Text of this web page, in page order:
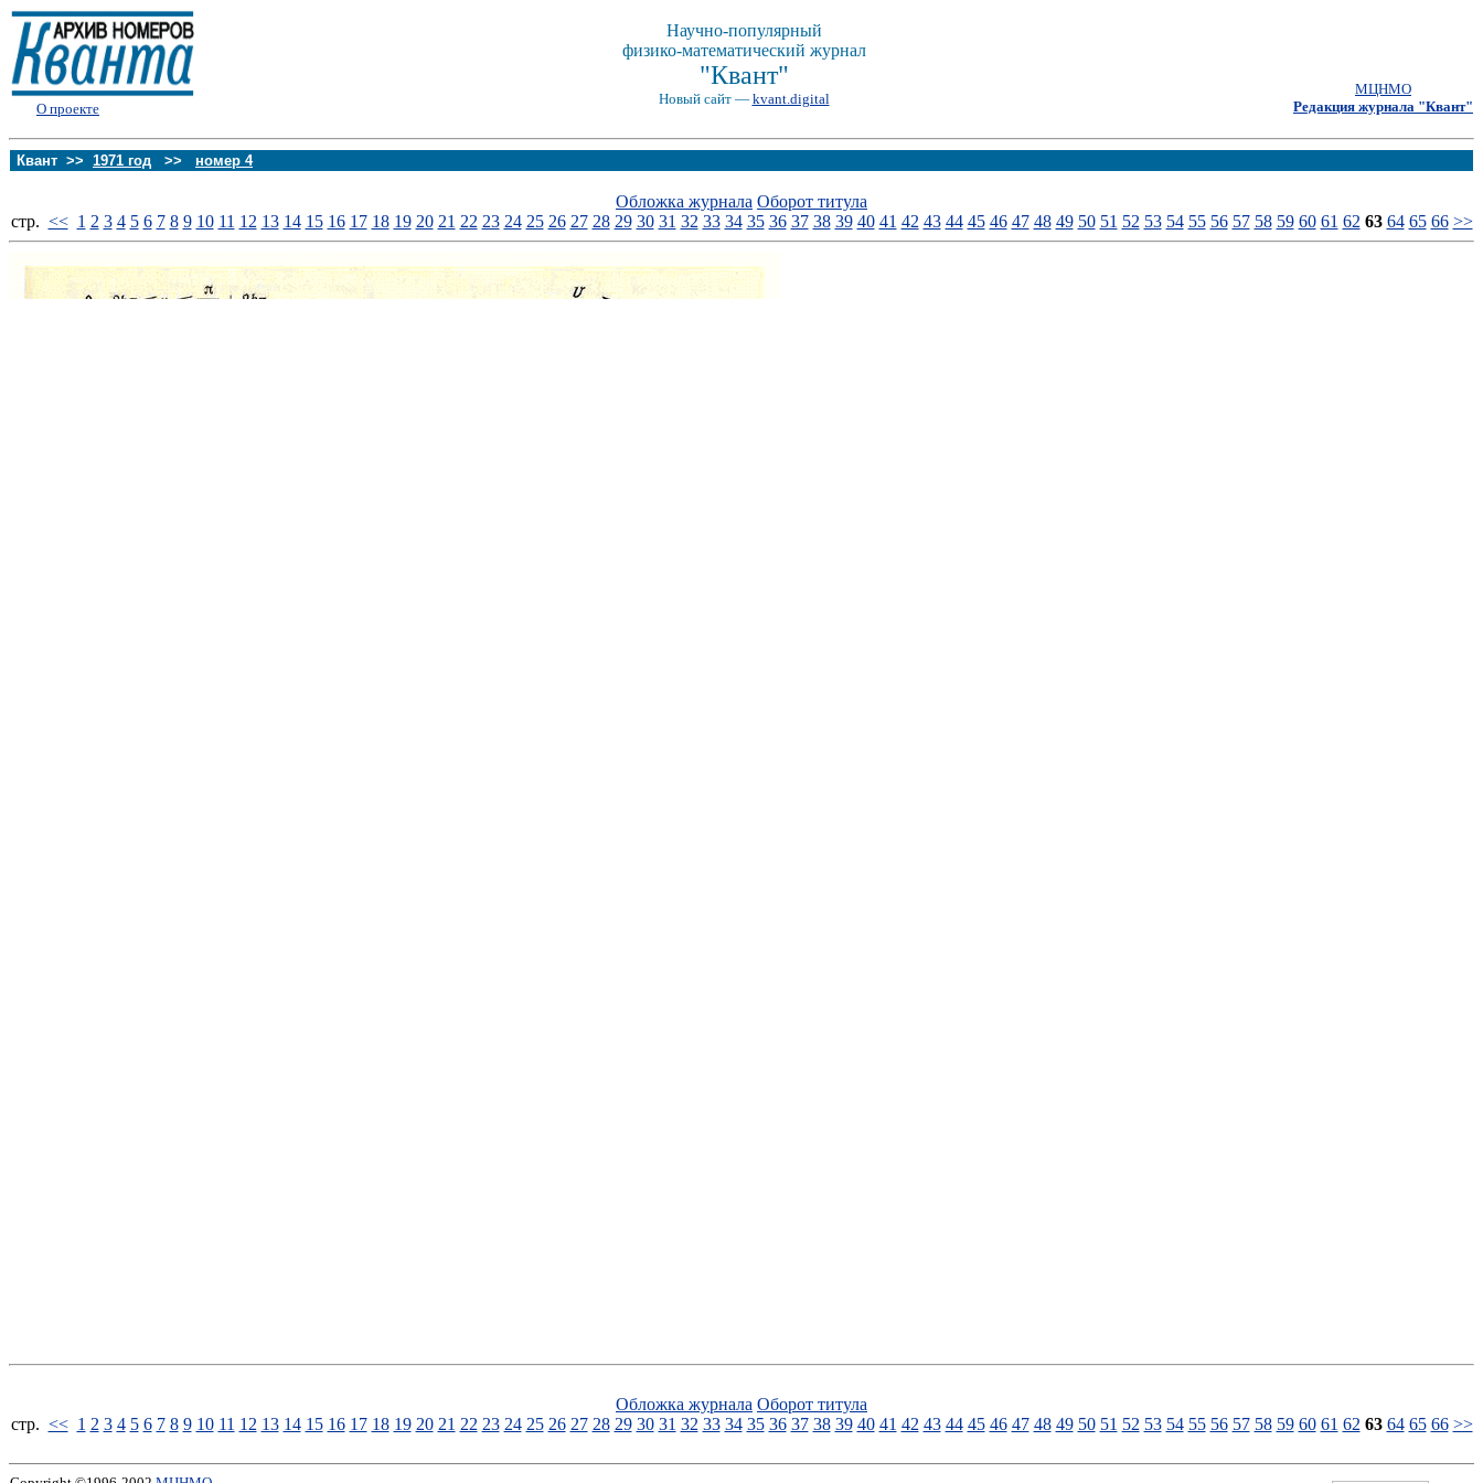
О проекте
Научно-популярный
физико-математический журнал
"Квант"
Новый сайт — kvant.digital
МЦНМО
Редакция журнала "Квант"
Квант >> 1971 год >> номер 4
Обложка журнала Оборот титула
стp. << 1 2 3 4 5 6 7 8 9 10 11 12 13 14 15 16 17 18 19 20 21 22 23 24 25 26 27 28 29 30 31 32 33 34 35 36 37 38 39 40 41 42 43 44 45 46 47 48 49 50 51 52 53 54 55 56 57 58 59 60 61 62 63 64 65 66 >>
Обложка журнала Оборот титула
стp. << 1 2 3 4 5 6 7 8 9 10 11 12 13 14 15 16 17 18 19 20 21 22 23 24 25 26 27 28 29 30 31 32 33 34 35 36 37 38 39 40 41 42 43 44 45 46 47 48 49 50 51 52 53 54 55 56 57 58 59 60 61 62 63 64 65 66 >>